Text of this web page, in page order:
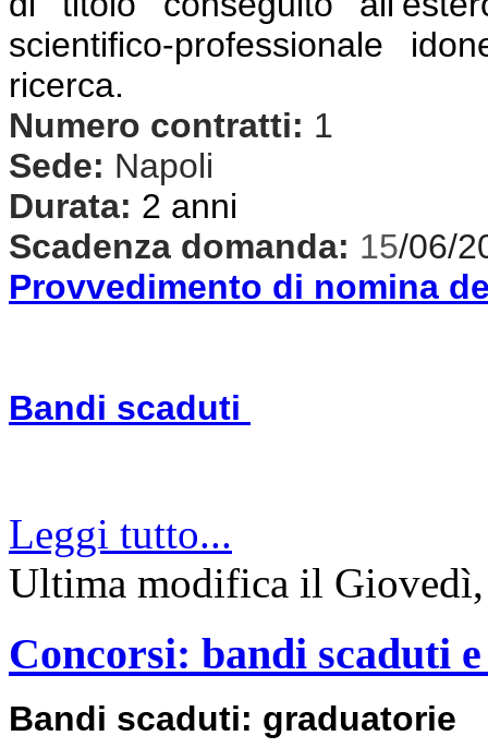
scientifico-professionale
ricerca.
Numero contratti: 1
Sede: Napoli
Durata: 2 anni
Scadenza domanda: 15/06/
Provvedimento di nomina
Bandi scaduti
Leggi tutto...
Ultima modifica il
Concorsi: bandi scaduti
Bandi scaduti: graduatorie